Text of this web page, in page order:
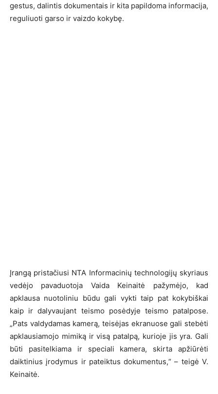
gestus, dalintis dokumentais ir kita papildoma informacija,
reguliuoti garso ir vaizdo kokybę.
Įrangą pristačiusi NTA Informacinių technologijų skyriaus
vedėjo pavaduotoja Vaida Keinaitė pažymėjo, kad
apklausa nuotoliniu būdu gali vykti taip pat kokybiškai
kaip ir dalyvaujant teismo posėdyje teismo patalpose.
„Pats valdydamas kamerą, teisėjas ekranuose gali stebėti
apklausiamojo mimiką ir visą patalpą, kurioje jis yra. Gali
būti pasitelkiama ir speciali kamera, skirta apžiūrėti
daiktinius įrodymus ir pateiktus dokumentus,“ – teigė V.
Keinaitė.